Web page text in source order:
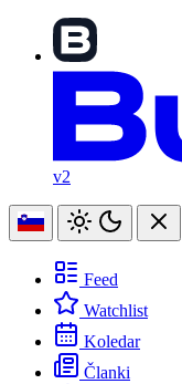
v2
Feed
Watchlist
Koledar
Članki